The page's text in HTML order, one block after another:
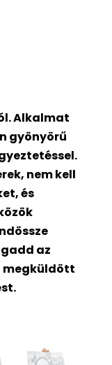
Alkalmat
gyönyörű
nem kell
és
az
megküldött